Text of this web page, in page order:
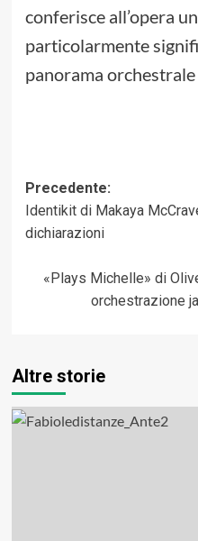
conferisce all’opera
particolarmente
panorama
Navigazione
articolo
Precedente:
Identikit di Makaya
dichiarazioni
«Plays Michelle» di
orchestrazione
Altre storie